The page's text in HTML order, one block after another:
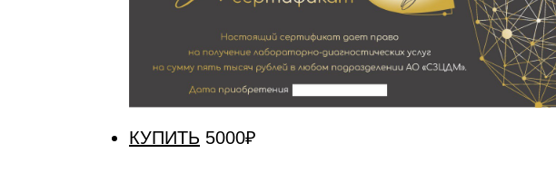
КУПИТЬ 5000₽